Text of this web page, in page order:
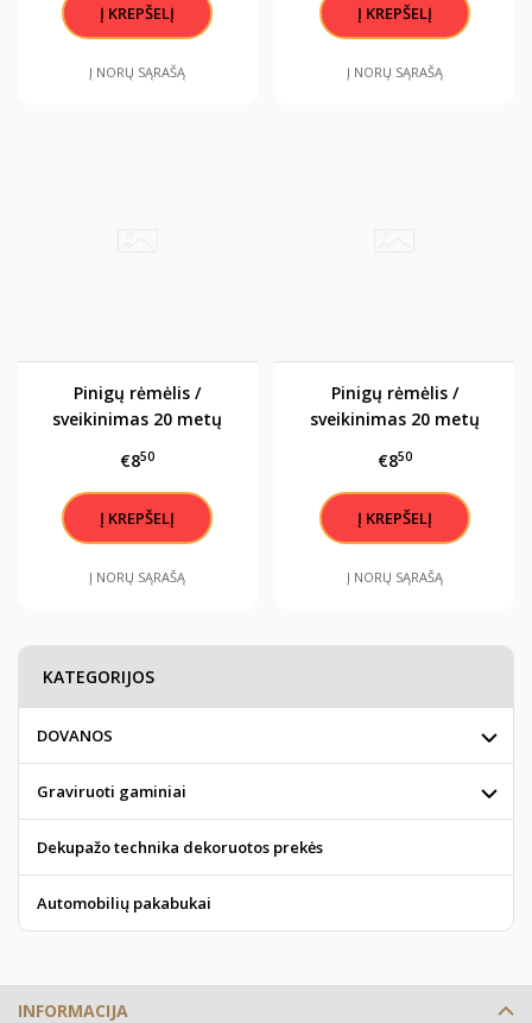
Į NORŲ SĄRAŠĄ Į NORŲ SĄRAŠĄ
Pinigų rėmėlis /
sveikinimas 20 metų
€850
Į NORŲ SĄRAŠĄ
Pinigų rėmėlis /
sveikinimas 20 metų
€850
Į NORŲ SĄRAŠĄ
KATEGORIJOS
DOVANOS
Graviruoti gaminiai
Dekupažo technika dekoruotos prekės
Automobilių pakabukai
INFORMACIJA